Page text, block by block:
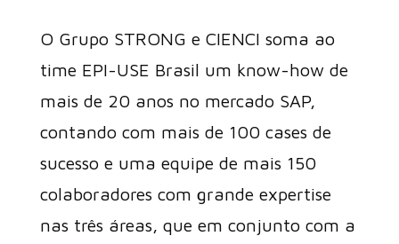
O Grupo STRONG e CIENCI soma ao
time EPI-USE Brasil um know-how de
mais de 20 anos no mercado SAP,
contando com mais de 100 cases de
sucesso e uma equipe de mais 150
colaboradores com grande expertise
nas três áreas, que em conjunto com a